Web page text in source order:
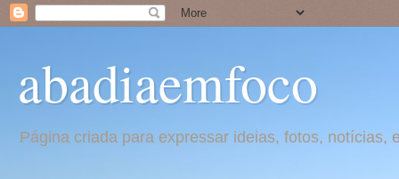
abadiaemfoco
Página criada para expressar ideias, fotos,